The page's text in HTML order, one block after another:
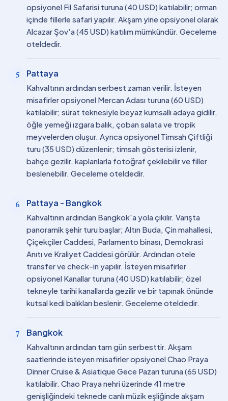
opsiyonel Fil Safarisi turuna (40 USD) katılabilir; orman
içinde fillerle safari yapılır. Akşam yine opsiyonel olarak
Alcazar Şov'a (45 USD) katılım mümkündür. Geceleme
oteldedir.
5 Pattaya
Kahvaltının ardından serbest zaman verilir. İsteyen
misafirler opsiyonel Mercan Adası turuna (60 USD)
katılabilir; sürat teknesiyle beyaz kumsallı adaya gidilir,
öğle yemeği ızgara balık, çoban salata ve tropik
meyvelerden oluşur. Ayrıca opsiyonel Timsah Çiftliği
turu (35 USD) düzenlenir; timsah gösterisi izlenir,
bahçe gezilir, kaplanlarla fotoğraf çekilebilir ve filler
beslenebilir. Geceleme oteldedir.
6 Pattaya - Bangkok
Kahvaltının ardından Bangkok'a yola çıkılır. Varışta
panoramik şehir turu başlar; Altın Buda, Çin mahallesi,
Çiçekçiler Caddesi, Parlamento binası, Demokrasi
Anıtı ve Kraliyet Caddesi görülür. Ardından otele
transfer ve check-in yapılır. İsteyen misafirler
opsiyonel Kanallar turuna (40 USD) katılabilir; özel
tekneyle tarihi kanallarda gezilir ve bir tapınak önünde
kutsal kedi balıkları beslenir. Geceleme oteldedir.
7 Bangkok
Kahvaltının ardından tam gün serbesttir. Akşam
saatlerinde isteyen misafirler opsiyonel Chao Praya
Dinner Cruise & Asiatique Gece Pazarı turuna (65 USD)
katılabilir. Chao Praya nehri üzerinde 41 metre
genişliğindeki teknede canlı müzik eşliğinde akşam